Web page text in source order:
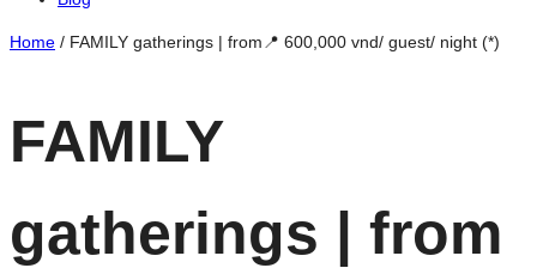
Home / FAMILY gatherings | from📍 600,000 vnd/ guest/ night (*)
FAMILY
gatherings | from